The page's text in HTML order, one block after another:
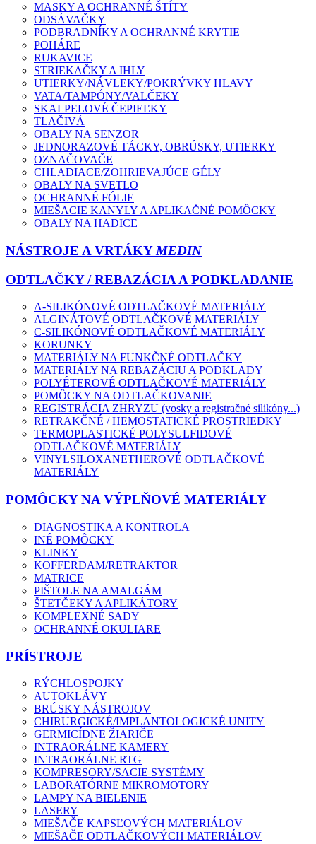
MASKY A OCHRANNÉ ŠTÍTY
ODSÁVAČKY
PODBRADNÍKY A OCHRANNÉ KRYTIE
POHÁRE
RUKAVICE
STRIEKAČKY A IHLY
UTIERKY/NÁVLEKY/POKRÝVKY HLAVY
VATA/TAMPÓNY/VALČEKY
SKALPELOVÉ ČEPIEĽKY
TLAČIVÁ
OBALY NA SENZOR
JEDNORAZOVÉ TÁCKY, OBRÚSKY, UTIERKY
OZNAČOVAČE
CHLADIACE/ZOHRIEVAJÚCE GÉLY
OBALY NA SVETLO
OCHRANNÉ FÓLIE
MIEŠACIE KANYLY A APLIKAČNÉ POMÔCKY
OBALY NA HADICE
NÁSTROJE A VRTÁKY MEDIN
ODTLAČKY / REBAZÁCIA A PODKLADANIE
A-SILIKÓNOVÉ ODTLAČKOVÉ MATERIÁLY
ALGINÁTOVÉ ODTLAČKOVÉ MATERIÁLY
C-SILIKÓNOVÉ ODTLAČKOVÉ MATERIÁLY
KORUNKY
MATERIÁLY NA FUNKČNÉ ODTLAČKY
MATERIÁLY NA REBAZÁCIU A PODKLADY
POLYÉTEROVÉ ODTLAČKOVÉ MATERIÁLY
POMÔCKY NA ODTLAČKOVANIE
REGISTRÁCIA ZHRYZU (vosky a registračné silikóny...)
RETRAKČNÉ / HEMOSTATICKÉ PROSTRIEDKY
TERMOPLASTICKÉ POLYSULFIDOVÉ
ODTLAČKOVÉ MATERIÁLY
VINYLSILOXANETHEROVÉ ODTLAČKOVÉ
MATERIÁLY
POMÔCKY NA VÝPLŇOVÉ MATERIÁLY
DIAGNOSTIKA A KONTROLA
INÉ POMÔCKY
KLINKY
KOFFERDAM/RETRAKTOR
MATRICE
PIŠTOLE NA AMALGÁM
ŠTETČEKY A APLIKÁTORY
KOMPLEXNÉ SADY
OCHRANNÉ OKULIARE
PRÍSTROJE
RÝCHLOSPOJKY
AUTOKLÁVY
BRÚSKY NÁSTROJOV
CHIRURGICKÉ/IMPLANTOLOGICKÉ UNITY
GERMICÍDNE ŽIARIČE
INTRAORÁLNE KAMERY
INTRAORÁLNE RTG
KOMPRESORY/SACIE SYSTÉMY
LABORATÓRNE MIKROMOTORY
LAMPY NA BIELENIE
LASERY
MIEŠAČE KAPSĽOVÝCH MATERIÁLOV
MIEŠAČE ODTLAČKOVÝCH MATERIÁLOV